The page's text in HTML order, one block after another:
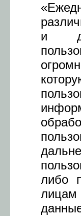
и
либо
лицам